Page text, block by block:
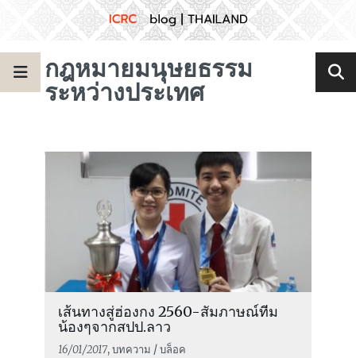
กฎหมายมนุษยธรรม
ระหว่างประเทศ
เส้นทางสู่ฮ่องกง 2560-สัมภาษณ์ทีม
น้องๆจากสปป.ลาว
16/01/2017, บทความ / บล็อค